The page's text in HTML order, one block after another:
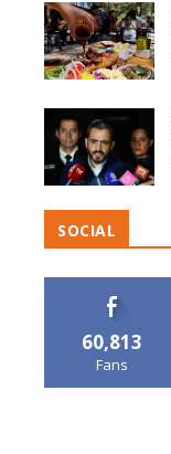
SOCIAL
60,813
Fans